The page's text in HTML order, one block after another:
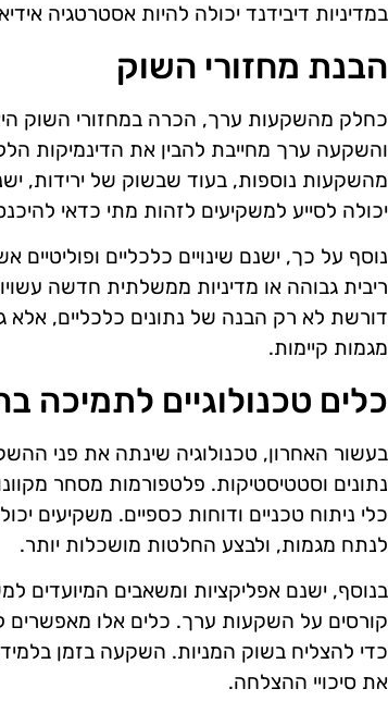
במדיניות דיבידנד יכולה להיות אסטרטגיה
הבנת מחזורי השוק
כחלק מהשקעות ערך, הכרה במחזורי השוק היא
והשקעה ערך מחייבת להבין את הדינמיקות
מהשקעות נוספות, בעוד שבשוק של ירידות,
יכולה לסייע למשקיעים לזהות מתי כדאי
נוסף על כך, ישנם שינויים כלכליים
ריבית גבוהה או מדיניות ממשלתית חדשה
דורשת לא רק הבנה של נתונים כלכליים, אלא
מגמות קיימות.
כלים טכנולוגיים לתמיכה
בעשור האחרון, טכנולוגיה שינתה את פני
נתונים וסטטיסטיקות. פלטפורמות מסחר
כלי ניתוח טכניים ודוחות כספיים. משקיעים
לנתח מגמות, ולבצע החלטות מושכלות יותר.
בנוסף, ישנם אפליקציות ומשאבים המיועדים
קורסים על השקעות ערך. כלים אלו מאפשרים
כדי להצליח בשוק המניות. השקעה בזמן
את סיכויי ההצלחה.